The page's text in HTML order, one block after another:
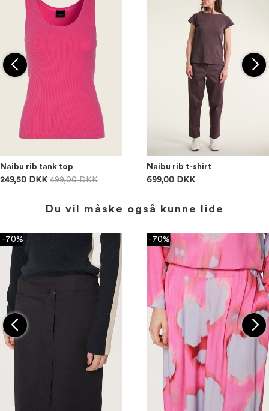
Naibu rib tank top
249,50 DKK 499,00 DKK
Naibu rib t-shirt
699,00 DKK
Du vil måske også kunne lide
-70% -70%